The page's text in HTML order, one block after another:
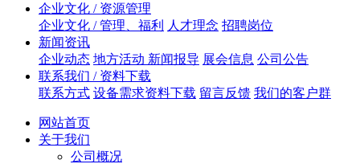
企业文化 / 资源管理
企业文化 / 管理、福利
人才理念 招聘岗位
新闻资讯
企业动态 地方活动 新闻报导 展会信息 公司公告
联系我们 / 资料下载
联系方式 设备需求资料下载 留言反馈 我们的客户群
网站首页
关于我们
公司概况